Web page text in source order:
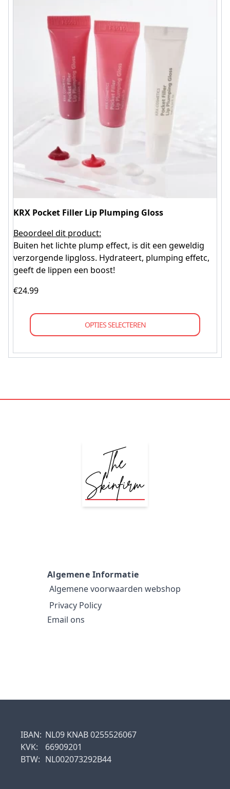
KRX Pocket Filler Lip Plumping Gloss
Beoordeel dit product:
Buiten het lichte plump effect, is dit een geweldig
verzorgende lipgloss. Hydrateert, plumping effetc,
geeft de lippen een boost!
€24.99
OPTIES SELECTEREN
Algemene Informatie
Algemene voorwaarden webshop
Privacy Policy
Email ons
IBAN: NL09 KNAB 0255526067
KVK:
66909201
BTW: NL002073292B44